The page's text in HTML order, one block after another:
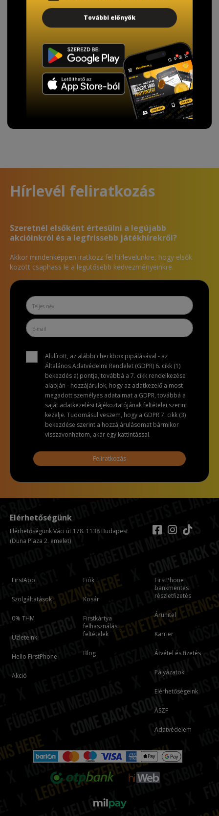
Fizetésnél kérje az ingyenes adattörlő kódot
adatainak biztonsága érdekében!
A Kormány döntése alapján a kereskedő minden tartós
adathordozó termék vásárlásakor köteles ingyenes
adattörlő kódot biztosítani.
További információ
Hírlevél feliratkozás
Szeretnél elsőként értesülni a legújabb
akcióinkról és a legfrissebb játékhírekről?
Akkor mindenképpen iratkozz fel hírlevelünkre, hogy elsők
között csaphass le a legütősebb kedvezményeinkre.
Alulírott, az alábbi checkbox pipálásával - az
Általános Adatvédelmi Rendelet (GDPR) 6. cikk (1)
bekezdés a) pontja, továbbá a 7. cikk rendelkezése
alapján - hozzájárulok, hogy az adatkezelő a most
megadott személyes adataimat a GDPR, továbbá a
saját adatkezelési tájékoztatójának feltételei szerint
kezelje. Tudomásul veszem, hogy a GDPR 7. cikk (3)
bekezdése szerint a hozzájárulásomat bármikor
visszavonhatom, akár egy kattintással.
Feliratkozás
FirstApp
Szolgáltatások
0% THM
Üzleteink
Hello FirstPhone
Akció
Fiók
Kosár
Firstkártya
felhasználási
feltételek
Blog
FirstPhone
bankmentes
részletfizetés
Áruhitel
Karrier
Átvétel és fizetés
Pályázatok
Elérhetőségeink
ÁSZF
Adatvédelem
Elérhetőségünk
Elérhetőségünk Váci út 178. 1138 Budapest
(Duna Plaza 2. emelet)
További előnyök